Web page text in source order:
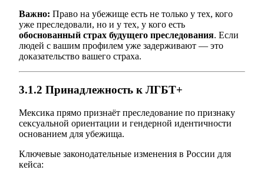
Важно: Право на убежище есть не только у тех, кого
уже преследовали, но и у тех, у кого есть
обоснованный страх будущего преследования. Если
людей с вашим профилем уже задерживают — это
доказательство вашего страха.
3.1.2 Принадлежность к ЛГБТ+
Мексика прямо признаёт преследование по признаку
сексуальной ориентации и гендерной идентичности
основанием для убежища.
Ключевые законодательные изменения в России для
кейса: